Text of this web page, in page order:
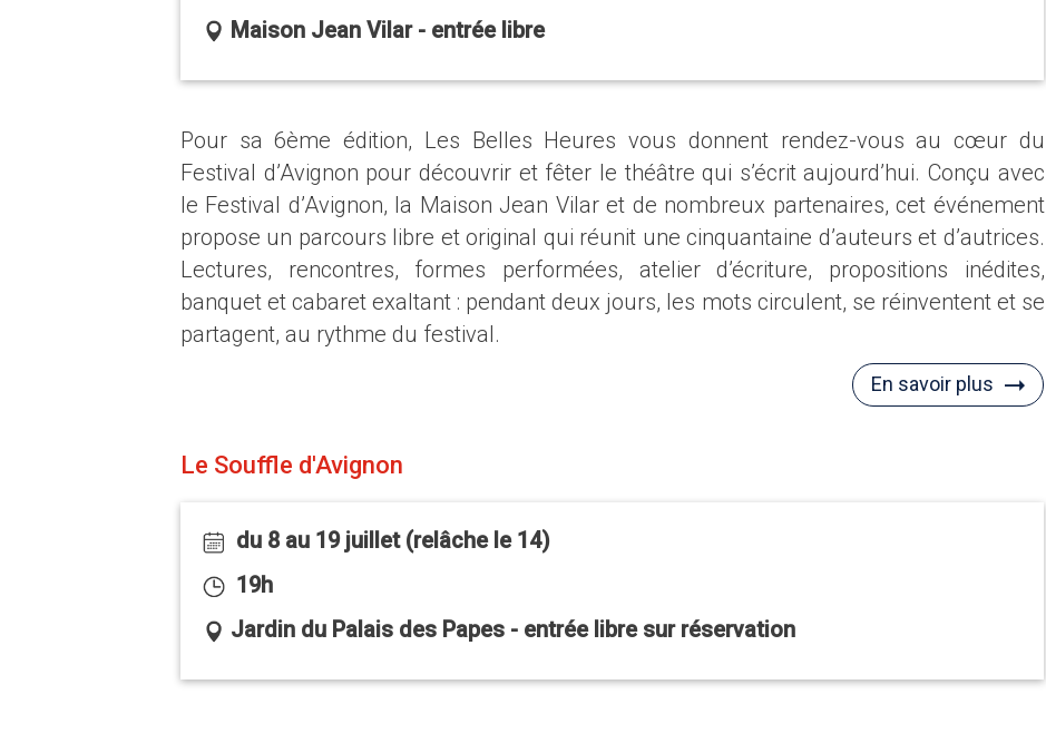
Maison Jean Vilar - entrée libre
Pour sa 6ème édition, Les Belles Heures vous donnent rendez-vous au cœur du
Festival d’Avignon pour découvrir et fêter le théâtre qui s’écrit aujourd’hui. Conçu avec
le Festival d’Avignon, la Maison Jean Vilar et de nombreux partenaires, cet événement
propose un parcours libre et original qui réunit une cinquantaine d’auteurs et d’autrices.
Lectures, rencontres, formes performées, atelier d’écriture, propositions inédites,
banquet et cabaret exaltant : pendant deux jours, les mots circulent, se réinventent et se
partagent, au rythme du festival.
En savoir plus
Le Souffle d'Avignon
du 8 au 19 juillet (relâche le 14)
19h
Jardin du Palais des Papes - entrée libre sur réservation